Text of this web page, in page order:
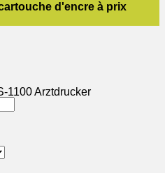
d'encre à prix
1100 Arztdrucker